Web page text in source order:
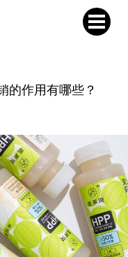
的作用有哪些？